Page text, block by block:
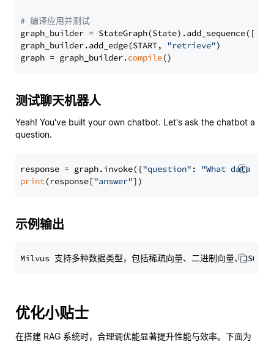
# 编译应用并测试
graph_builder =
graph_builder.add_edge(START, "retrieve")
graph = graph_builder.compile
测试聊天机器人
Yeah! You've built your own chatbot. Let's ask the chatbot a
question.
response = graph.invoke({"question" : "What data
print(response["answer"
示例输出
优化小贴士
在搭建 RAG 系统时，合理调优能显著提升性能与效率。下面为